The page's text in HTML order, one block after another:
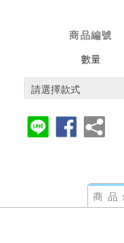
商品編號
數量
商品